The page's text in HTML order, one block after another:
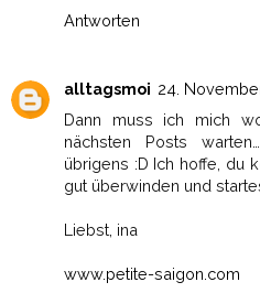
Antworten
alltagsmoi 24.
Dann muss ich mich
nächsten Posts
übrigens :D Ich hoffe, du
gut überwinden und
Liebst, ina
www.petite-saigon.com